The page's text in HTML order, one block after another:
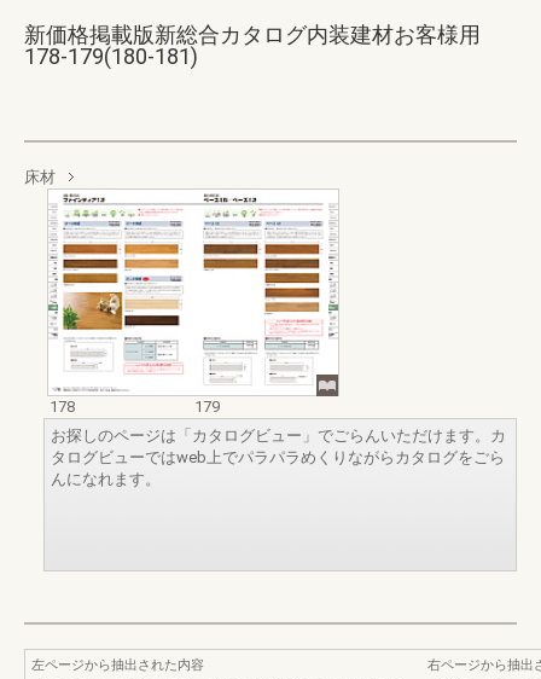
新価格掲載版新総合カタログ内装建材お客様用
178-179(180-181)
床材
178
179
お探しのページは「カタログビュー」でごらんいただけます。カ
タログビューではweb上でパラパラめくりながらカタログをごら
んになれます。
左ページから抽出された内容
右ページから抽出